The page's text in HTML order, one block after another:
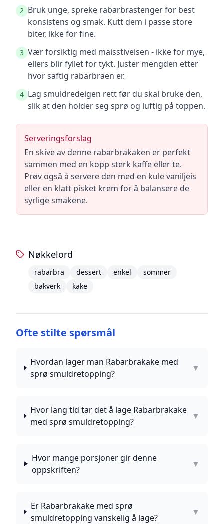
2 Bruk unge, spreke rabarbrastenger for best
konsistens og smak. Kutt dem i passe store
biter, ikke for fine.
3 Vær forsiktig med maisstivelsen - ikke for mye,
ellers blir fyllet for tykt. Juster mengden etter
hvor saftig rabarbraen er.
4 Lag smuldredeigen rett før du skal bruke den,
slik at den holder seg sprø og luftig på toppen.
Serveringsforslag
En skive av denne rabarbrakaken er perfekt
sammen med en kopp sterk kaffe eller te.
Prøv også å servere den med en kule vaniljeis
eller en klatt pisket krem for å balansere de
syrlige smakene.
Nøkkelord
rabarbra dessert enkel
sommer
bakverk
kake
Ofte stilte spørsmål
Hvordan lager man Rabarbrakake med
sprø smuldretopping?
▼
Hvor lang tid tar det å lage Rabarbrakake
med sprø smuldretopping?
▼
Hvor mange porsjoner gir denne
oppskriften?
▼
Er Rabarbrakake med sprø
smuldretopping vanskelig å lage?
▼